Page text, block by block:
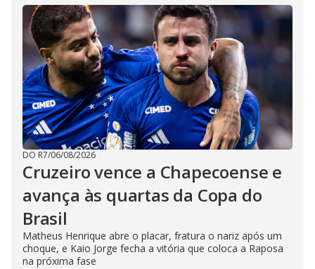
DO R7/06/08/2026
Cruzeiro vence a Chapecoense e
avança às quartas da Copa do
Brasil
Matheus Henrique abre o placar, fratura o nariz após um
choque, e Kaio Jorge fecha a vitória que coloca a Raposa
na próxima fase